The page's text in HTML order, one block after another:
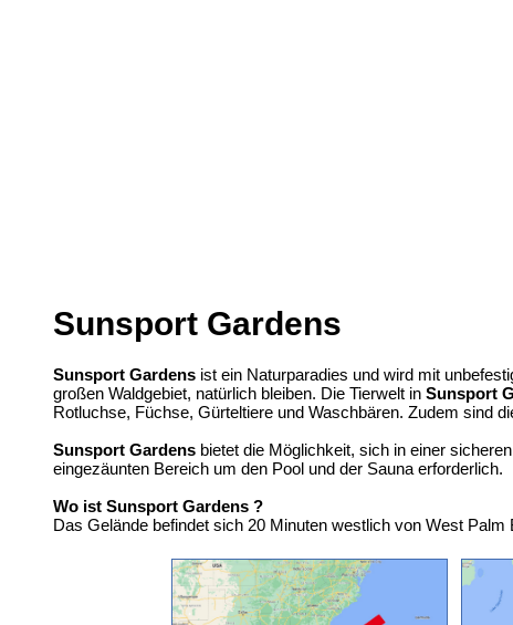
Sunsport Gardens
Sunsport Gardens ist ein Naturparadies und wird mit
großen Waldgebiet, natürlich bleiben. Die Tierwelt in Sunsport
Rotluchse, Füchse, Gürteltiere und Waschbären. Zudem sind
Sunsport Gardens bietet die Möglichkeit, sich in einer
eingezäunten Bereich um den Pool und der Sauna erforderlich.
Wo ist Sunsport Gardens ?
Das Gelände befindet sich 20 Minuten westlich von West